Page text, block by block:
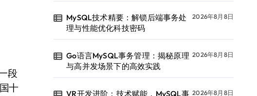
十
MySQL技术精要：解锁后端事务处
理与性能优化科技密码
2026年8月8日
Go语言MySQL事务管理：揭秘原理
与高并发场景下的高效实践
2026年8月8日
VR开发进阶：技术赋能，MySQL事 2026年8月8日